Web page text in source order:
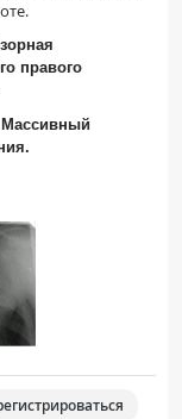
правого
Массивный